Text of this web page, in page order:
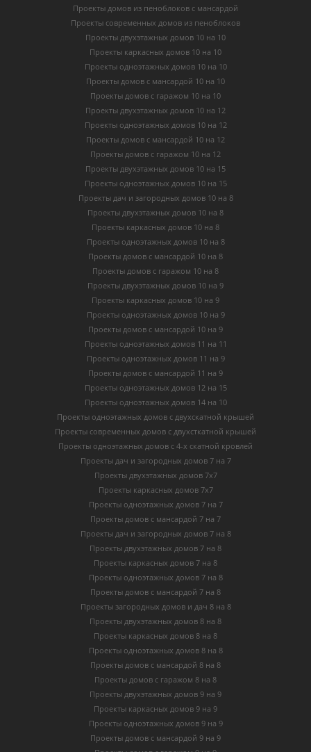
Проекты домов из пеноблоков с мансардой
Проекты современных домов из пеноблоков
Проекты двухэтажных домов 10 на 10
Проекты каркасных домов 10 на 10
Проекты одноэтажных домов 10 на 10
Проекты домов с мансардой 10 на 10
Проекты домов с гаражом 10 на 10
Проекты двухэтажных домов 10 на 12
Проекты одноэтажных домов 10 на 12
Проекты домов с мансардой 10 на 12
Проекты домов с гаражом 10 на 12
Проекты двухэтажных домов 10 на 15
Проекты одноэтажных домов 10 на 15
Проекты дач и загородных домов 10 на 8
Проекты двухэтажных домов 10 на 8
Проекты каркасных домов 10 на 8
Проекты одноэтажных домов 10 на 8
Проекты домов с мансардой 10 на 8
Проекты домов с гаражом 10 на 8
Проекты двухэтажных домов 10 на 9
Проекты каркасных домов 10 на 9
Проекты одноэтажных домов 10 на 9
Проекты домов с мансардой 10 на 9
Проекты одноэтажных домов 11 на 11
Проекты одноэтажных домов 11 на 9
Проекты домов с мансардой 11 на 9
Проекты одноэтажных домов 12 на 15
Проекты одноэтажных домов 14 на 10
Проекты одноэтажных домов с двухскатной крышей
Проекты современных домов с двухсткатной крышей
Проекты одноэтажных домов с 4-х скатной кровлей
Проекты дач и загородных домов 7 на 7
Проекты двухэтажных домов 7х7
Проекты каркасных домов 7х7
Проекты одноэтажных домов 7 на 7
Проекты домов с мансардой 7 на 7
Проекты дач и загородных домов 7 на 8
Проекты двухэтажных домов 7 на 8
Проекты каркасных домов 7 на 8
Проекты одноэтажных домов 7 на 8
Проекты домов с мансардой 7 на 8
Проекты загородных домов и дач 8 на 8
Проекты двухэтажных домов 8 на 8
Проекты каркасных домов 8 на 8
Проекты одноэтажных домов 8 на 8
Проекты домов с мансардой 8 на 8
Проекты домов с гаражом 8 на 8
Проекты двухэтажных домов 9 на 9
Проекты каркасных домов 9 на 9
Проекты одноэтажных домов 9 на 9
Проекты домов с мансардой 9 на 9